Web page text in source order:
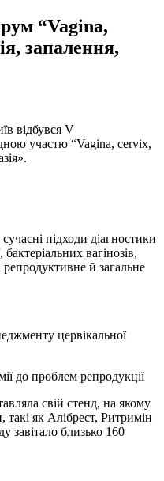
“Vagina,
запалення,
відбувся V
участю “Vagina, cervix,
підходи діагностики
вагінозів,
репродуктивне й загальне
цервікальної
до проблем репродукції
свій стенд, на якому
такі як Алібрест, Ритримін
завітало близько 160